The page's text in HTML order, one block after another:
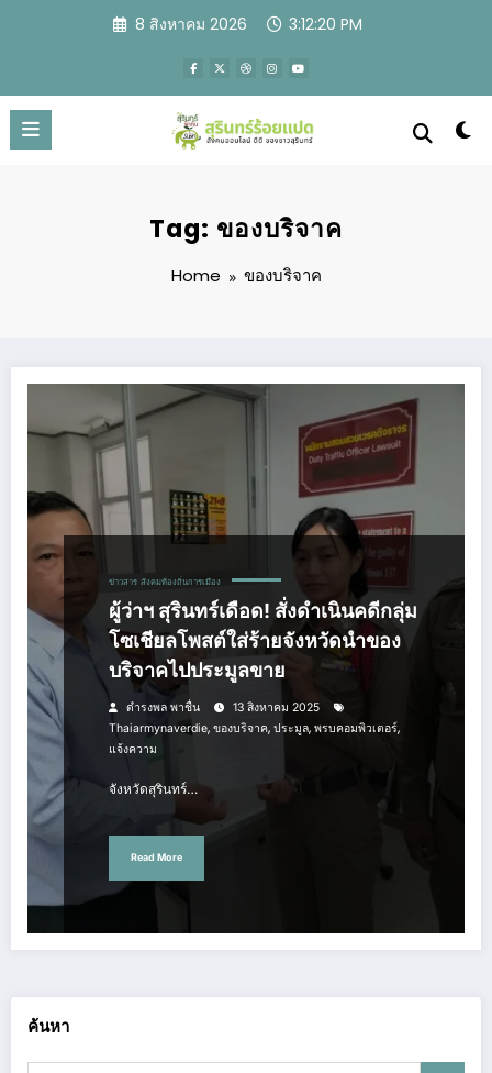
8 สิงหาคม 2026 3:12:21 PM
Tag: ของบริจาค
Home ของบริจาค
ข่าวสาร สังคมท้องถิ่นการเมือง
ผู้ว่าฯ สุรินทร์เดือด! สั่งดำเนินคดีกลุ่ม
โซเชียลโพสต์ใส่ร้ายจังหวัดนำของ
บริจาคไปประมูลขาย
ดำรงพล พาชื่น
13 สิงหาคม 2025
Thaiarmynaverdie, ของบริจาค, ประมูล, พรบคอมพิวเตอร์,
แจ้งความ
จังหวัดสุรินทร์…
Read More
ค้นหา